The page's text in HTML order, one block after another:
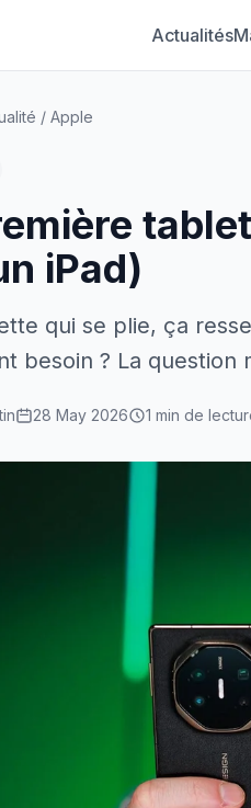
Actualités
/ Apple
iPad)
qui se plie, ça
besoin ? La
28 May 2026 1 min de